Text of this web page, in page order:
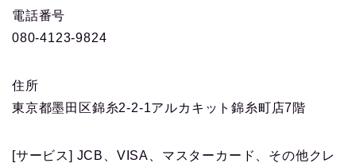
電話番号
080-4123-9824
住所
東京都墨田区錦糸2-2-1アルカキット錦糸町店7階
[サービス] JCB、VISA、マスターカード、その他クレ